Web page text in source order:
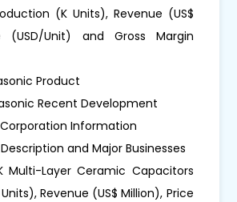
(K Units), Revenue (US$
(USD/Unit) and Gross Margin
Product
Recent Development
Corporation Information
and Major Businesses
Multi-Layer Ceramic Capacitors
Revenue (US$ Million), Price